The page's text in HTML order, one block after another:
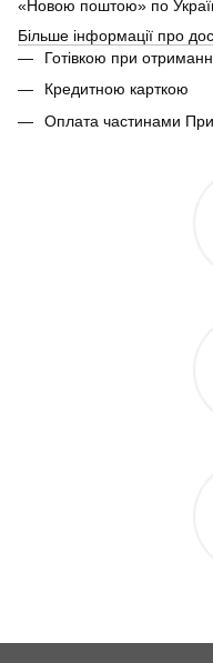
«Новою поштою» по
Більше інформації про
Готівкою при
Кредитною карткою
Оплата частинами